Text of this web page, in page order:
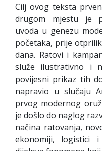
Cilj ovog teksta
drugom mjestu je
uvoda u genezu
početaka, prije
dana. Ratovi i
služe ilustrativno i
povijesni prikaz tih
napravio u slučaju
prvog modernog
je došlo do naglog
načina ratovanja,
ekonomiji, logistici